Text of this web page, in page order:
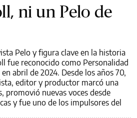
ni un Pelo de
Pelo y figura clave en la historia
fue reconocido como Personalidad
abril de 2024. Desde los años 70,
editor y productor marcó una
promovió nuevas voces desde
y fue uno de los impulsores del